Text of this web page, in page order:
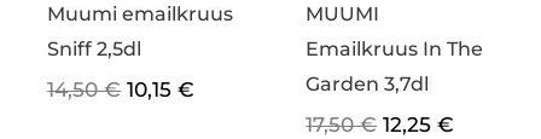
Muumi emailkruus
Sniff 2,5dl
14,50€ 10,15€
MUUMI
Emailkruus In The
Garden 3,7dl
17,50€ 12,25€